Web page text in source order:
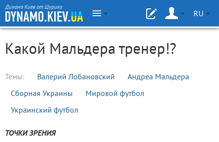
Динамо Киев от Шурика
RU
Какой Мальдера тренер!?
Темы: Валерий Лобановский
Андреа Мальдера
Сборная Украины
Мировой футбол
Украинский футбол
ТОЧКИ ЗРЕНИЯ